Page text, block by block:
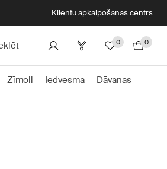
Klientu apkalpošanas centrs
0 0
Zīmoli Iedvesma Dāvanas